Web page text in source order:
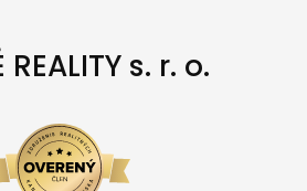
REALITY s. r. o.